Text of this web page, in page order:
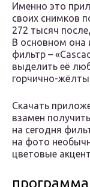
Именно это
своих снимков
272 тысяч
В основном она
фильтр –
выделить её
горчично-
Скачать
взамен
на сегодня
на фото
цветовые